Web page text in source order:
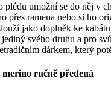
plédu umožní se do něj v
přes ramena nebo si ho
jako doplněk ke
svého druhu a pro
dárkem, který
ručně předená